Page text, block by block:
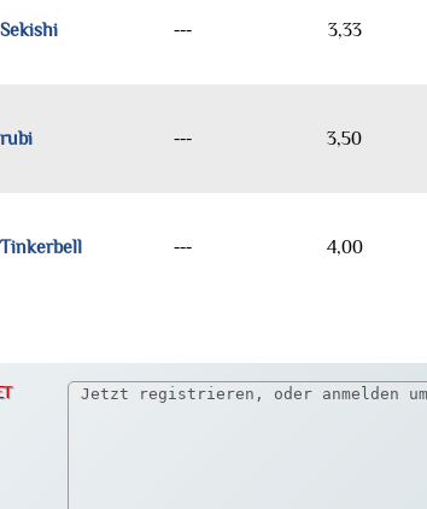
Sekishi --- 3,33
rubi --- 3,50
Tinkerbell --- 4,00